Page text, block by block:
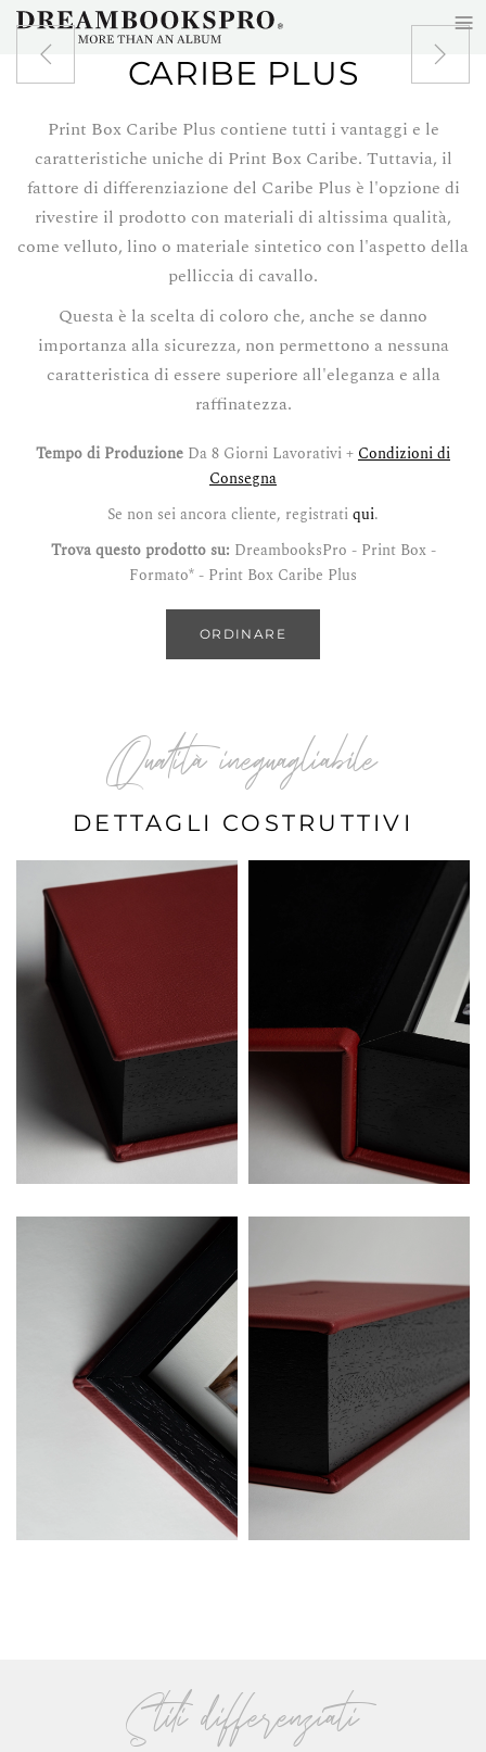
Skip to main contentCARIBE PLUS
Print Box Caribe Plus contiene tutti i vantaggi e le
caratteristiche uniche di Print Box Caribe. Tuttavia, il
fattore di differenziazione del Caribe Plus è l'opzione di
rivestire il prodotto con materiali di altissima qualità,
come velluto, lino o materiale sintetico con l'aspetto della
pelliccia di cavallo.
Questa è la scelta di coloro che, anche se danno
importanza alla sicurezza, non permettono a nessuna
caratteristica di essere superiore all'eleganza e alla
raffinatezza.
Tempo di Produzione Da 8 Giorni Lavorativi + Condizioni di
Consegna
Se non sei ancora cliente, registratiqui.
Trova questo prodotto su: DreambooksPro - Print Box -
Formato* - Print Box Caribe Plus
ORDINARE
Qualità ineguagliabile
DETTAGLI COSTRUTTIVI
Stili differenziati
≡